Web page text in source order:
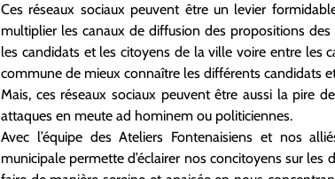
Ces réseaux sociaux peuvent être un levier
multiplier les canaux de diffusion des propositions
les candidats et les citoyens de la ville voire entre les
commune de mieux connaître les différents candidats
Mais, ces réseaux sociaux peuvent être aussi la pire
attaques en meute ad hominem ou politiciennes.
Avec l’équipe des Ateliers Fontenaisiens et nos
municipale permette d’éclairer nos concitoyens sur